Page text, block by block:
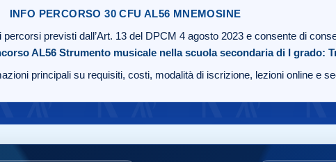
INFO PERCORSO 30 CFU AL56 MNEMOSINE
percorsi previsti dall’Art. 13 del DPCM 4 agosto 2023 e consente di
AL56 Strumento musicale nella scuola secondaria di I grado:
principali su requisiti, costi, modalità di iscrizione, lezioni online e